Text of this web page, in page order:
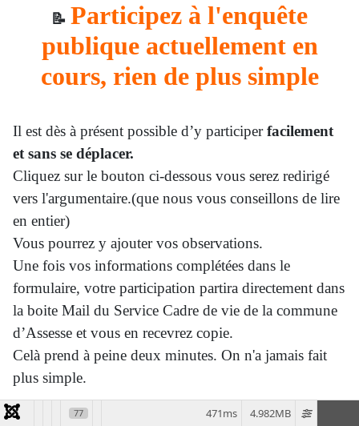
📝 Participez à l'enquête
publique actuellement en
cours, rien de plus simple
Il est dès à présent possible d’y participerfacilement
et sans se déplacer.
Cliquez sur le bouton ci-dessous vous serez redirigé
vers l'argumentaire.(que nous vous conseillons de lire
en entier)
Vous pourrez y ajouter vos observations.
Une fois vos informations complétées dans le
formulaire, votre participation partira directement dans
la boite Mail du Service Cadre de vie de la commune
d’Assesse et vous en recevrez copie.
Celà prend à peine deux minutes. On n'a jamais fait
plus simple.
L’enquête publique se termine le 11 septembre à 12
77 4.982MB
471ms